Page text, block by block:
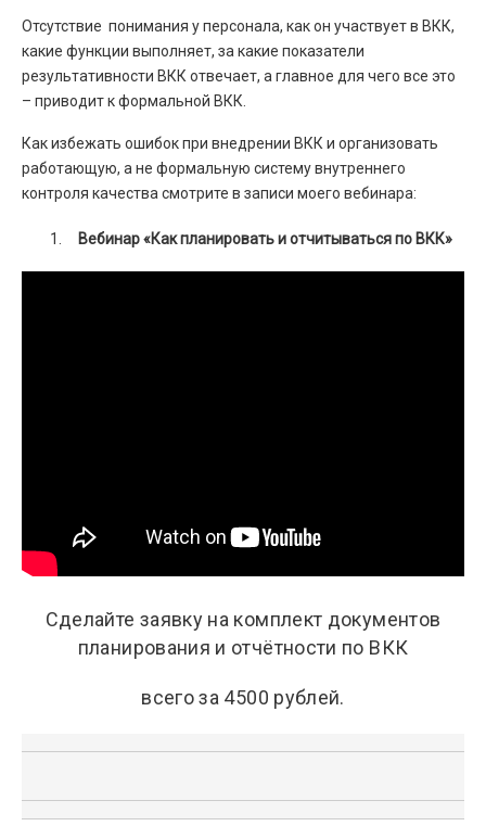
Отсутствие понимания у персонала, как он участвует в ВКК,
какие функции выполняет, за какие показатели
результативности ВКК отвечает, а главное для чего все это
– приводит к формальной ВКК.
Как избежать ошибок при внедрении ВКК и организовать
работающую, а не формальную систему внутреннего
контроля качества смотрите в записи моего вебинара:
Вебинар «Как планировать и отчитываться по ВКК»
Сделайте заявку на комплект документов
планирования и отчётности по ВКК
всего за 4500 рублей.